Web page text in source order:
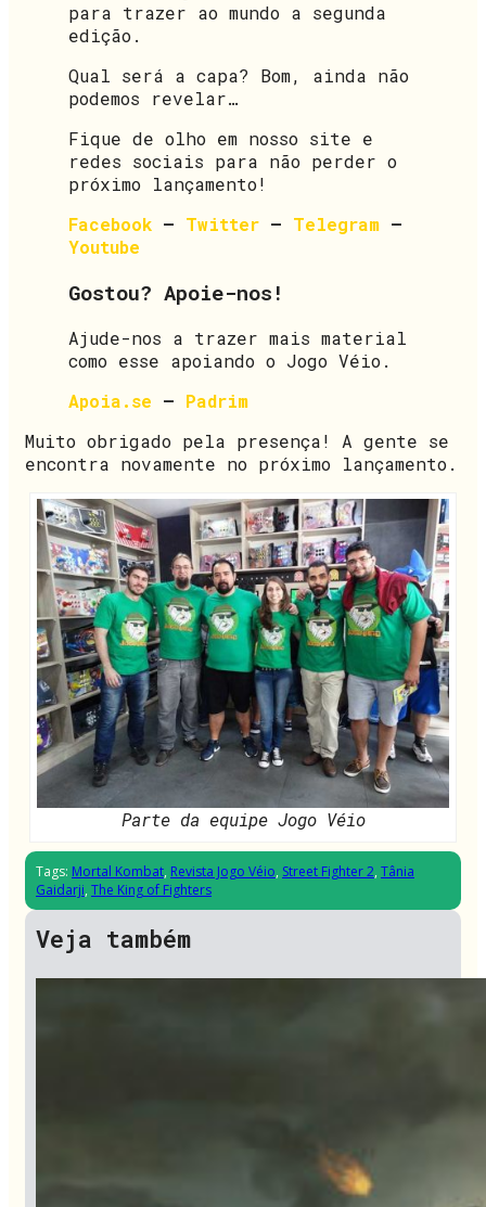
para trazer ao mundo a segunda
edição.
Qual será a capa? Bom, ainda não
podemos revelar…
Fique de olho em nosso site e
redes sociais para não perder o
próximo lançamento!
Facebook – Twitter – Telegram –
Youtube
Gostou? Apoie-nos!
Ajude-nos a trazer mais material
como esse apoiando o Jogo Véio.
Apoia.se – Padrim
Muito obrigado pela presença! A gente se
encontra novamente no próximo lançamento.
Parte da equipe Jogo Véio
Tags: Mortal Kombat, Revista Jogo Véio, Street Fighter 2, Tânia
Gaidarji, The King of Fighters
Veja também